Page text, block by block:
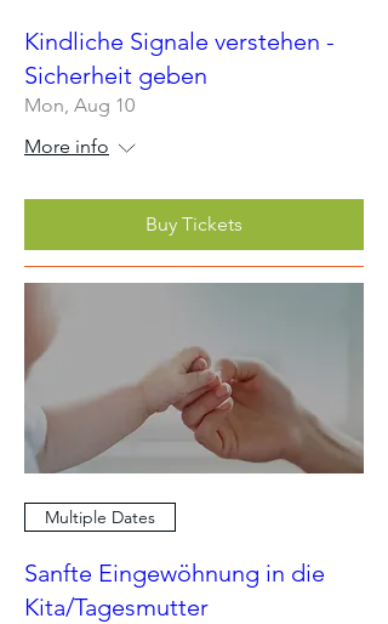
Kindliche Signale verstehen -
Sicherheit geben
Mon, Aug 10
More info
Buy Tickets
Multiple Dates
Sanfte Eingewöhnung in die
Kita/Tagesmutter